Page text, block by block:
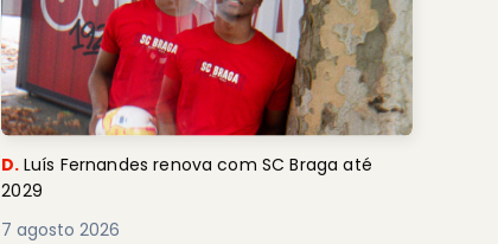
D. Luís Fernandes renova com SC Braga até
2029
7 agosto 2026